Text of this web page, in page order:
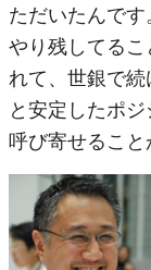
ただいたんで
やり残してる
れて、世銀で
と安定したポ
呼び寄せること